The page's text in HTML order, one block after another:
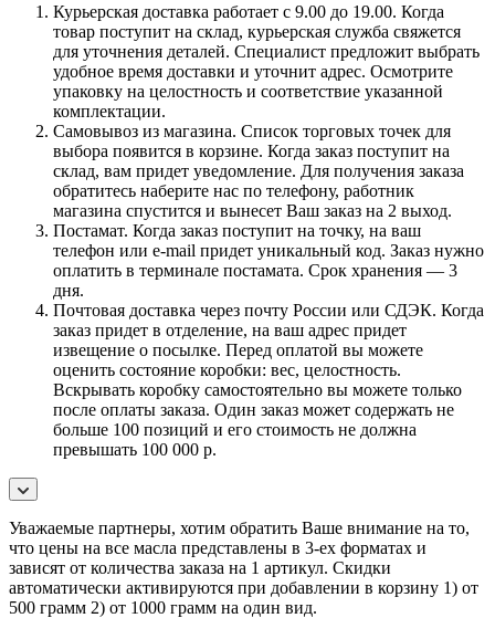
Курьерская доставка работает с 9.00 до 19.00. Когда
товар поступит на склад, курьерская служба свяжется
для уточнения деталей. Специалист предложит выбрать
удобное время доставки и уточнит адрес. Осмотрите
упаковку на целостность и соответствие указанной
комплектации.
Самовывоз из магазина. Список торговых точек для
выбора появится в корзине. Когда заказ поступит на
склад, вам придет уведомление. Для получения заказа
обратитесь наберите нас по телефону, работник
магазина спустится и вынесет Ваш заказ на 2 выход.
Постамат. Когда заказ поступит на точку, на ваш
телефон или e-mail придет уникальный код. Заказ нужно
оплатить в терминале постамата. Срок хранения — 3
дня.
Почтовая доставка через почту России или СДЭК. Когда
заказ придет в отделение, на ваш адрес придет
извещение о посылке. Перед оплатой вы можете
оценить состояние коробки: вес, целостность.
Вскрывать коробку самостоятельно вы можете только
после оплаты заказа. Один заказ может содержать не
больше 100 позиций и его стоимость не должна
превышать 100 000 р.
Уважаемые партнеры, хотим обратить Ваше внимание на то,
что цены на все масла представлены в 3-ех форматах и
зависят от количества заказа на 1 артикул. Скидки
автоматически активируются при добавлении в корзину 1) от
500 грамм 2) от 1000 грамм на один вид.